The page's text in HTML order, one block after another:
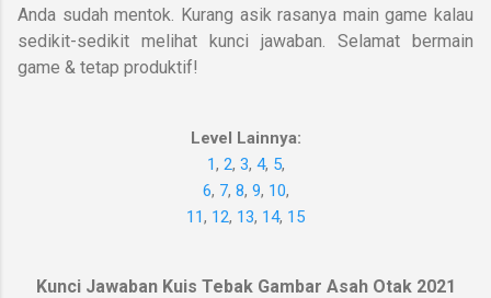
Anda sudah mentok. Kurang asik rasanya main game kalau
sedikit-sedikit melihat kunci jawaban. Selamat bermain
game & tetap produktif!
Level Lainnya:
1, 2, 3, 4, 5,
6, 7, 8, 9, 10,
11, 12, 13, 14, 15
Kunci Jawaban Kuis Tebak Gambar Asah Otak 2021